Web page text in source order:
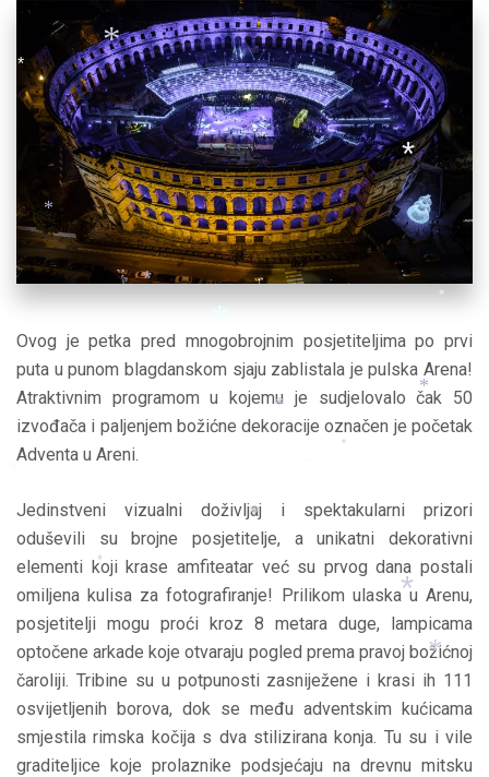
Ovog je petka pred mnogobrojnim posjetiteljima po prvi
puta u punom blagdanskom sjaju zablistala je pulska Arena!
Atraktivnim programom u kojemu je sudjelovalo čak 50
izvođača i paljenjem božićne dekoracije označen je početak
Adventa u Areni.
Jedinstveni vizualni doživljaj i spektakularni prizori
oduševili su brojne posjetitelje, a unikatni dekorativni
elementi koji krase amfiteatar već su prvog dana postali
omiljena kulisa za fotografiranje! Prilikom ulaska u Arenu,
posjetitelji mogu proći kroz 8 metara duge, lampicama
optočene arkade koje otvaraju pogled prema pravoj božićnoj
čaroliji. Tribine su u potpunosti zasniježene i krasi ih 111
osvijetljenih borova, dok se među adventskim kućicama
smjestila rimska kočija s dva stilizirana konja. Tu su i vile
graditeljice koje prolaznike podsjećaju na drevnu mitsku
*
*
*
*
*
*
*
*
*
*
*
*
*
*